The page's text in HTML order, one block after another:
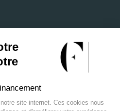
personnelles
site internet. Ces cookies nous